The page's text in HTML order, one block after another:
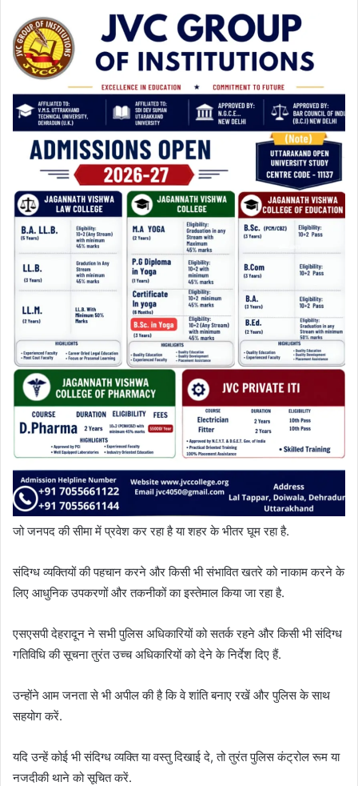
जो जनपद की सीमा में प्रवेश कर रहा है या शहर के भीतर घूम रहा है.
संदिग्ध व्यक्तियों की पहचान करने और किसी भी संभावित खतरे को नाकाम करने के
लिए आधुनिक उपकरणों और तकनीकों का इस्तेमाल किया जा रहा है.
एसएसपी देहरादून ने सभी पुलिस अधिकारियों को सतर्क रहने और किसी भी संदिग्ध
गतिविधि की सूचना तुरंत उच्च अधिकारियों को देने के निर्देश दिए हैं.
उन्होंने आम जनता से भी अपील की है कि वे शांति बनाए रखें और पुलिस के साथ
सहयोग करें.
यदि उन्हें कोई भी संदिग्ध व्यक्ति या वस्तु दिखाई दे, तो तुरंत पुलिस कंट्रोल रूम या
नजदीकी थाने को सूचित करें.